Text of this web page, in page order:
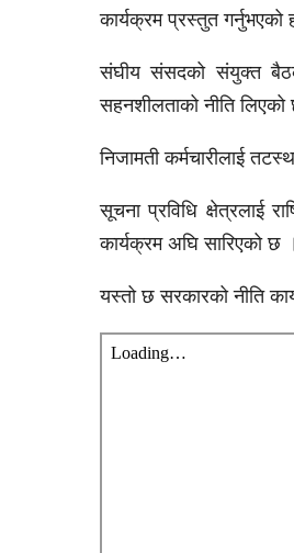
कार्यक्रम प्रस्तुत गर्नुभएको
संघीय संसदको संयुक्त
सहनशीलताको नीति
निजामती कर्मचारीलाई
सूचना प्रविधि क्षेत्रलाई
कार्यक्रम अघि सारिएको छ ।
यस्तो छ सरकारको नीति